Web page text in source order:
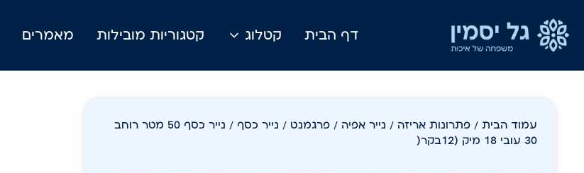
דף הבית קטלוג קטגוריות מובילות מאמרים
עמוד הבית / פתרונות אריזה / נייר אפיה / פרגמנט / נייר כסף
/ נייר כסף 50 מטר רוחב
30 עובי 18 מיק (12בקר(